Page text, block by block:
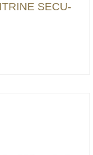
SECU-